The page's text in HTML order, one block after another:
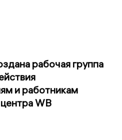
рабочая группа
и работникам
WB